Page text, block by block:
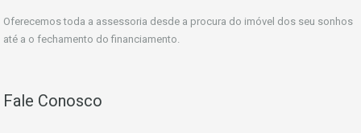
Oferecemos toda a assessoria desde a procura do imóvel dos seu sonhos
até a o fechamento do financiamento.
Fale Conosco